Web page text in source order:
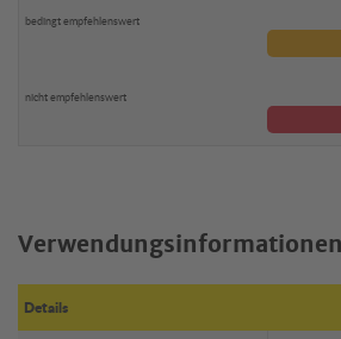
Verwendungsinformationen
Details